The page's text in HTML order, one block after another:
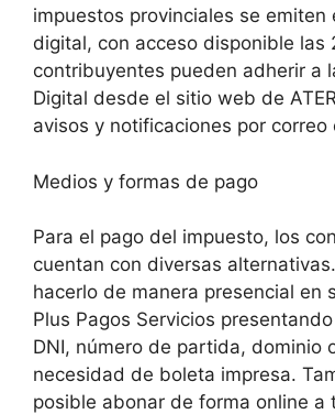
impuestos provinciales se emiten
digital, con acceso disponible las
contribuyentes pueden adherir a
Digital desde el sitio web de
avisos y notificaciones por correo
Medios y formas de pago
Para el pago del impuesto, los
cuentan con diversas
hacerlo de manera presencial en
Plus Pagos Servicios
DNI, número de partida, dominio
necesidad de boleta impresa.
posible abonar de forma online a